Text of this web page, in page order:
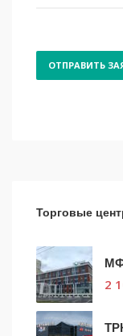
Торговые
2